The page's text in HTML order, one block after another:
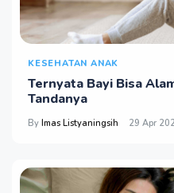
KESEHATAN ANAK
Ternyata Bayi Bisa
Tandanya
By Imas Listyaningsih 29 Apr